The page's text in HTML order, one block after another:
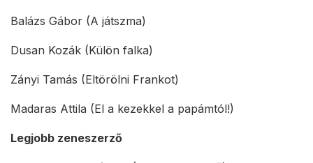
Balázs Gábor (A játszma)
Dusan Kozák (Külön falka)
Zányi Tamás (Eltörölni Frankot)
Madaras Attila (El a kezekkel a papámtól!)
Legjobb zeneszerző